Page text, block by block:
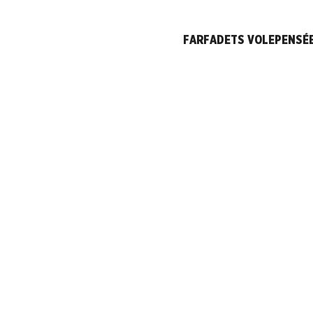
FARFADETS